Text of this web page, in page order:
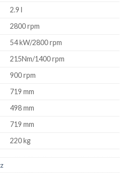
2.9 l
2800 rpm
54 kW/2800 rpm
215Nm/1400 rpm
900 rpm
719 mm
498 mm
719 mm
220 kg